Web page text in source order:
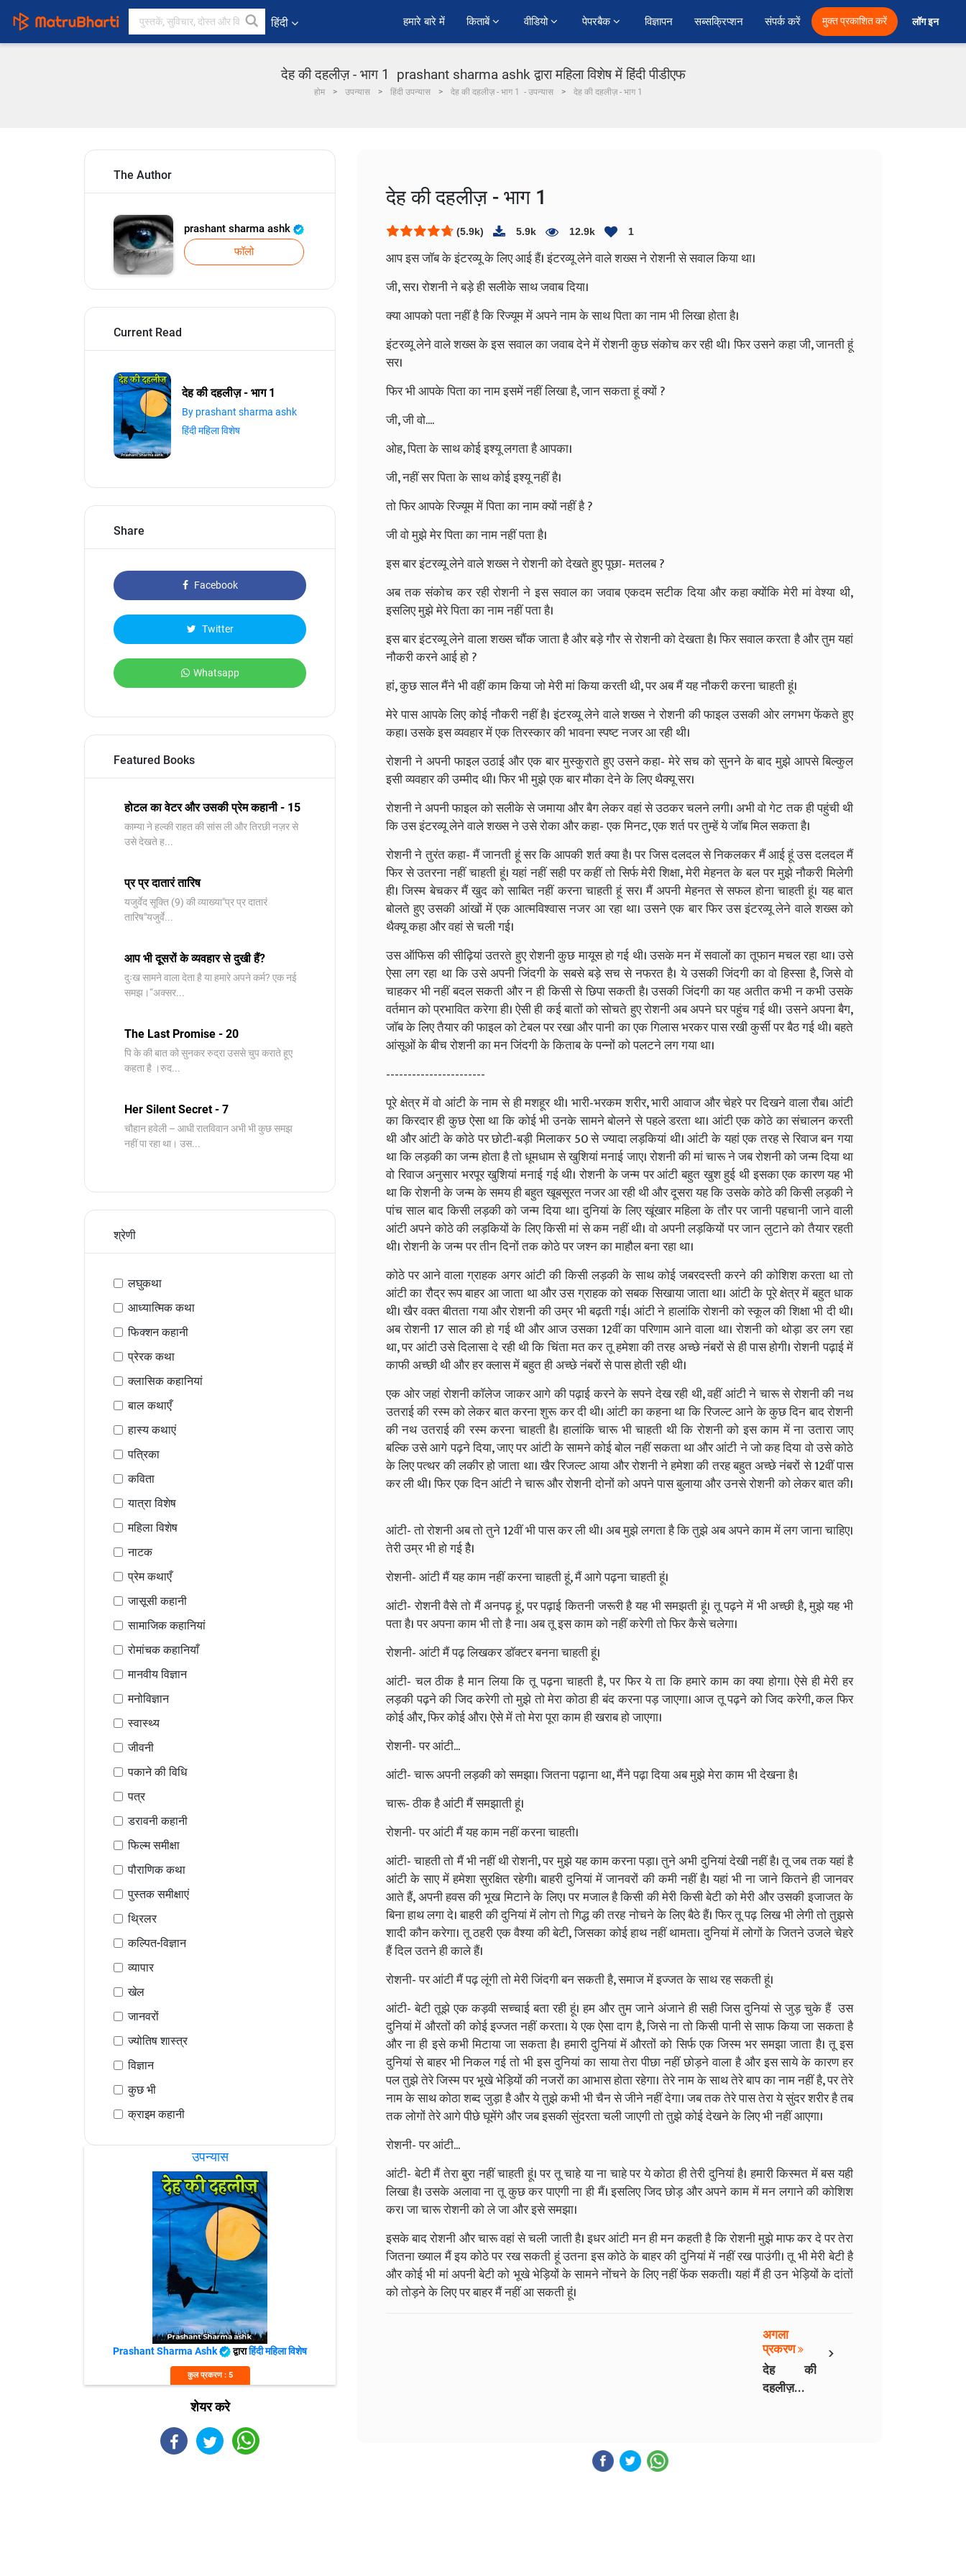
हिंदी हमारे बारे में किताबें वीडियो पेपरबैक विज्ञापन सब्सक्रिप्शन संपर्क करें मुक्त प्रकाशित करें लॉग इन
देह की दहलीज़ - भाग 1 prashant sharma ashk द्वारा महिला विशेष में हिंदी पीडीएफ
होम उपन्यास हिंदी उपन्यास देह की दहलीज़ - भाग 1 - उपन्यास देह की दहलीज़ - भाग 1
The Author
prashant sharma ashk
फॉलो
Current Read
देह की दहलीज़ - भाग 1
By prashant sharma ashk
हिंदी महिला विशेष
Share
Facebook
Twitter
Whatsapp
Featured Books
होटल का वेटर और उसकी प्रेम कहानी - 15
काम्या ने हल्की राहत की सांस ली और तिरछी नज़र से
उसे देखते ह...
प्र प्र दातारं तारिष
यजुर्वेद सूक्ति (9) की व्याख्या"प्र प्र दातारं
तारिष"यजुर्वे...
आप भी दूसरों के व्यवहार से दुखी हैं?
दुःख सामने वाला देता है या हमारे अपने कर्म? एक नई
समझ।“अक्सर...
The Last Promise - 20
पि के की बात को सुनकर रुद्रा उससे चुप कराते हूए
कहता है ।रुद...
Her Silent Secret - 7
चौहान हवेली – आधी रातविवान अभी भी कुछ समझ
नहीं पा रहा था। उस...
श्रेणी
लघुकथा
आध्यात्मिक कथा
फिक्शन कहानी
प्रेरक कथा
क्लासिक कहानियां
बाल कथाएँ
हास्य कथाएं
पत्रिका
कविता
यात्रा विशेष
महिला विशेष
नाटक
प्रेम कथाएँ
जासूसी कहानी
सामाजिक कहानियां
रोमांचक कहानियाँ
मानवीय विज्ञान
मनोविज्ञान
स्वास्थ्य
जीवनी
पकाने की विधि
पत्र
डरावनी कहानी
फिल्म समीक्षा
पौराणिक कथा
पुस्तक समीक्षाएं
थ्रिलर
कल्पित-विज्ञान
व्यापार
खेल
जानवरों
ज्योतिष शास्त्र
विज्ञान
कुछ भी
क्राइम कहानी
उपन्यास
Prashant Sharma Ashk द्वाराहिंदी महिला विशेष
कुल प्रकरण : 5
शेयर करे
देह की दहलीज़ - भाग 1
(5.9k) 5.9k 12.9k 1
आप इस जाॅब के इंटरव्यू के लिए आई हैं। इंटरव्यू लेने वाले शख्स ने रोशनी से सवाल किया था।
जी, सर। रोशनी ने बड़े ही सलीके साथ जवाब दिया।
क्या आपको पता नहीं है कि रिज्यूम में अपने नाम के साथ पिता का नाम भी लिखा होता है।
इंटरव्यू लेने वाले शख्स के इस सवाल का जवाब देने में रोशनी कुछ संकोच कर रही थी। फिर उसने कहा जी, जानती हूं
सर।
फिर भी आपके पिता का नाम इसमें नहीं लिखा है, जान सकता हूं क्यों ?
जी, जी वो....
ओह, पिता के साथ कोई इश्यू लगता है आपका।
जी, नहीं सर पिता के साथ कोई इश्यू नहीं है।
तो फिर आपके रिज्यूम में पिता का नाम क्यों नहीं है ?
जी वो मुझे मेर पिता का नाम नहीं पता है।
इस बार इंटरव्यू लेने वाले शख्स ने रोशनी को देखते हुए पूछा- मतलब ?
अब तक संकोच कर रही रोशनी ने इस सवाल का जवाब एकदम सटीक दिया और कहा क्योंकि मेरी मां वेश्या थी,
इसलिए मुझे मेरे पिता का नाम नहीं पता है।
इस बार इंटरव्यू लेने वाला शख्स चौंक जाता है और बड़े गौर से रोशनी को देखता है। फिर सवाल करता है और तुम यहां
नौकरी करने आई हो ?
हां, कुछ साल मैंने भी वहीं काम किया जो मेरी मां किया करती थी, पर अब मैं यह नौकरी करना चाहती हूं।
मेरे पास आपके लिए कोई नौकरी नहीं है। इंटरव्यू लेने वाले शख्स ने रोशनी की फाइल उसकी ओर लगभग फेंकते हुए
कहा। उसके इस व्यवहार में एक तिरस्कार की भावना स्पष्ट नजर आ रही थी।
रोशनी ने अपनी फाइल उठाई और एक बार मुस्कुराते हुए उसने कहा- मेरे सच को सुनने के बाद मुझे आपसे बिल्कुल
इसी व्यवहार की उम्मीद थी। फिर भी मुझे एक बार मौका देने के लिए थैक्यू सर।
रोशनी ने अपनी फाइल को सलीके से जमाया और बैग लेकर वहां से उठकर चलने लगी। अभी वो गेट तक ही पहुंची थी
कि उस इंटरव्यू लेने वाले शख्स ने उसे रोका और कहा- एक मिनट, एक शर्त पर तुम्हें ये जाॅब मिल सकता है।
रोशनी ने तुरंत कहा- मैं जानती हूं सर कि आपकी शर्त क्या है। पर जिस दलदल से निकलकर मैं आई हूं उस दलदल मैं
फिर से उतरना नहीं चाहती हूं। यहां नहीं सही पर कहीं तो सिर्फ मेरी शिक्षा, मेरी मेहनत के बल पर मुझे नौकरी मिलेगी
ही। जिस्म बेचकर मैं खुद को साबित नहीं करना चाहती हूं सर। मैं अपनी मेहनत से सफल होना चाहती हूं। यह बात
बोलते हुए उसकी आंखों में एक आत्मविश्वास नजर आ रहा था। उसने एक बार फिर उस इंटरव्यू लेने वाले शख्स को
थैक्यू कहा और वहां से चली गई।
उस ऑफिस की सीढ़ियां उतरते हुए रोशनी कुछ मायूस हो गई थी। उसके मन में सवालों का तूफान मचल रहा था। उसे
ऐसा लग रहा था कि उसे अपनी जिंदगी के सबसे बड़े सच से नफरत है। ये उसकी जिंदगी का वो हिस्सा है, जिसे वो
चाहकर भी नहीं बदल सकती और न ही किसी से छिपा सकती है। उसकी जिंदगी का यह अतीत कभी न कभी उसके
वर्तमान को प्रभावित करेगा ही। ऐसी ही कई बातों को सोचते हुए रोशनी अब अपने घर पहुंच गई थी। उसने अपना बैग,
जाॅब के लिए तैयार की फाइल को टेबल पर रखा और पानी का एक गिलास भरकर पास रखी कुर्सी पर बैठ गई थी। बहते
आंसूओं के बीच रोशनी का मन जिंदगी के किताब के पन्नों को पलटने लग गया था।
-----------------------
पूरे क्षेत्र में वो आंटी के नाम से ही मशहूर थी। भारी-भरकम शरीर, भारी आवाज और चेहरे पर दिखने वाला रौब। आंटी
का किरदार ही कुछ ऐसा था कि कोई भी उनके सामने बोलने से पहले डरता था। आंटी एक कोठे का संचालन करती
थी और आंटी के कोठे पर छोटी-बड़ी मिलाकर 50 से ज्यादा लड़कियां थी। आंटी के यहां एक तरह से रिवाज बन गया
था कि लड़की का जन्म होता है तो धूमधाम से खुशियां मनाई जाए। रोशनी की मां चारू ने जब रोशनी को जन्म दिया था
वो रिवाज अनुसार भरपूर खुशियां मनाई गई थी। रोशनी के जन्म पर आंटी बहुत खुश हुई थी इसका एक कारण यह भी
था कि रोशनी के जन्म के समय ही बहुत खूबसूरत नजर आ रही थी और दूसरा यह कि उसके कोठे की किसी लड़की ने
पांच साल बाद किसी लड़की को जन्म दिया था। दुनियां के लिए खूंखार महिला के तौर पर जानी पहचानी जाने वाली
आंटी अपने कोठे की लड़कियों के लिए किसी मां से कम नहीं थी। वो अपनी लड़कियों पर जान लुटाने को तैयार रहती
थी। रोशनी के जन्म पर तीन दिनों तक कोठे पर जश्न का माहौल बना रहा था।
कोठे पर आने वाला ग्राहक अगर आंटी की किसी लड़की के साथ कोई जबरदस्ती करने की कोशिश करता था तो
आंटी का रौद्र रूप बाहर आ जाता था और उस ग्राहक को सबक सिखाया जाता था। आंटी के पूरे क्षेत्र में बहुत धाक
थी। खैर वक्त बीतता गया और रोशनी की उम्र भी बढ़ती गई। आंटी ने हालांकि रोशनी को स्कूल की शिक्षा भी दी थी।
अब रोशनी 17 साल की हो गई थी और आज उसका 12वीं का परिणाम आने वाला था। रोशनी को थोड़ा डर लग रहा
था, पर आंटी उसे दिलासा दे रही थी कि चिंता मत कर तू हमेशा की तरह अच्छे नंबरों से ही पास होगी। रोशनी पढ़ाई में
काफी अच्छी थी और हर क्लास में बहुत ही अच्छे नंबरों से पास होती रही थी।
एक ओर जहां रोशनी काॅलेज जाकर आगे की पढ़ाई करने के सपने देख रही थी, वहीं आंटी ने चारू से रोशनी की नथ
उतराई की रस्म को लेकर बात करना शुरू कर दी थी। आंटी का कहना था कि रिजल्ट आने के कुछ दिन बाद रोशनी
की नथ उतराई की रस्म करना चाहती है। हालांकि चारू भी चाहती थी कि रोशनी को इस काम में ना उतारा जाए
बल्कि उसे आगे पढ़ने दिया, जाए पर आंटी के सामने कोई बोल नहीं सकता था और आंटी ने जो कह दिया वो उसे कोठे
के लिए पत्थर की लकीर हो जाता था। खैर रिजल्ट आया और रोशनी ने हमेशा की तरह बहुत अच्छे नंबरों से 12वीं पास
कर ली थी। फिर एक दिन आंटी ने चारू और रोशनी दोनों को अपने पास बुलाया और उनसे रोशनी को लेकर बात की।
आंटी- तो रोशनी अब तो तुने 12वीं भी पास कर ली थी। अब मुझे लगता है कि तुझे अब अपने काम में लग जाना चाहिए।
तेरी उम्र भी हो गई हैै।
रोशनी- आंटी मैं यह काम नहीं करना चाहती हूं, मैं आगे पढ़ना चाहती हूं।
आंटी- रोशनी वैसे तो मैं अनपढ़ हूं, पर पढ़ाई कितनी जरूरी है यह भी समझती हूं। तू पढ़ने में भी अच्छी है, मुझे यह भी
पता है। पर अपना काम भी तो है ना। अब तू इस काम को नहीं करेगी तो फिर कैसे चलेगा।
रोशनी- आंटी मैं पढ़ लिखकर डाॅक्टर बनना चाहती हूं।
आंटी- चल ठीक है मान लिया कि तू पढ़ना चाहती है, पर फिर ये ता कि हमारे काम का क्या होगा। ऐसे ही मेरी हर
लड़की पढ़ने की जिद करेगी तो मुझे तो मेरा कोठा ही बंद करना पड़ जाएगा। आज तू पढ़ने को जिद करेगी, कल फिर
कोई और, फिर कोई और। ऐसे में तो मेरा पूरा काम ही खराब हो जाएगा।
रोशनी- पर आंटी...
आंटी- चारू अपनी लड़की को समझा। जितना पढ़ाना था, मैंने पढ़ा दिया अब मुझे मेरा काम भी देखना है।
चारू- ठीक है आंटी मैं समझाती हूं।
रोशनी- पर आंटी मैं यह काम नहीं करना चाहती।
आंटी- चाहती तो मैं भी नहीं थी रोशनी, पर मुझे यह काम करना पड़ा। तुने अभी दुनियां देखी नहीं है। तू जब तक यहां है
आंटी के साए में हमेशा सुरक्षित रहेगी। बाहरी दुनियां में जानवरों की कमी नहीं है। यहां भी ना जाने कितने ही जानवर
आते हैं, अपनी हवस की भूख मिटाने के लिए। पर मजाल है किसी की मेरी किसी बेटी को मेरी और उसकी इजाजत के
बिना हाथ लगा दे। बाहरी की दुनियां में लोग तो गिद्ध की तरह नोचने के लिए बैठे हैं। फिर तू पढ़ लिख भी लेगी तो तुझसे
शादी कौन करेगा। तू ठहरी एक वैश्या की बेटी, जिसका कोई हाथ नहीं थामता। दुनियां में लोगों के जितने उजले चेहरे
हैं दिल उतने ही काले हैं।
रोशनी- पर आंटी मैं पढ़ लूंगी तो मेरी जिंदगी बन सकती है, समाज में इज्जत के साथ रह सकती हूं।
आंटी- बेटी तूझे एक कड़वी सच्चाई बता रही हूं। हम और तुम जाने अंजाने ही सही जिस दुनियां से जुड़ चुके हैं उस
दुनियां में औरतों की कोई इज्जत नहीं करता। ये एक ऐसा दाग है, जिसे ना तो किसी पानी से साफ किया जा सकता है
और ना ही इसे कभी मिटाया जा सकता है। हमारी दुनियां में औरतों को सिर्फ एक जिस्म भर समझा जाता है। तू इस
दुनियां से बाहर भी निकल गई तो भी इस दुनियां का साया तेरा पीछा नहीं छोड़ने वाला है और इस साये के कारण हर
पल तुझे तेरे जिस्म पर भूखे भेड़ियों की नजरों का आभास होता रहेगा। तेरे नाम के साथ तेरे बाप का नाम नहीं है, पर तेरे
नाम के साथ कोठा शब्द जुड़ा है और ये तुझे कभी भी चैन से जीने नहीं देगा। जब तक तेरे पास तेरा ये सुंदर शरीर है तब
तक लोगों तेरे आगे पीछे घूमेंगे और जब इसकी सुंदरता चली जाएगी तो तुझे कोई देखने के लिए भी नहीं आएगा।
रोशनी- पर आंटी...
आंटी- बेटी मैं तेरा बुरा नहीं चाहती हूं। पर तू चाहे या ना चाहे पर ये कोठा ही तेरी दुनियां है। हमारी किस्मत में बस यही
लिखा है। उसके अलावा ना तू कुछ कर पाएगी ना ही मैं। इसलिए जिद छोड़ और अपने काम में मन लगाने की कोशिश
कर। जा चारू रोशनी को ले जा और इसे समझा।
इसके बाद रोशनी और चारू वहां से चली जाती है। इधर आंटी मन ही मन कहती है कि रोशनी मुझे माफ कर दे पर तेरा
जितना ख्याल मैं इय कोठे पर रख सकती हूं उतना इस कोठे के बाहर की दुनियां में नहीं रख पाउंगी। तू भी मेरी बेटी है
और कोई भी मां अपनी बेटी को भूखे भेड़ियों के सामने नोंचने के लिए नहीं फेंक सकती। यहां मैं ही उन भेड़ियों के दांतों
को तोड़ने के लिए पर बाहर मैं नहीं आ सकती हूं।
›
अगला
प्रकरण
देह की
दहलीज़ -